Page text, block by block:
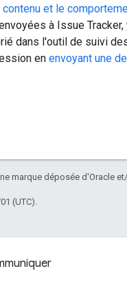
contenu et le
envoyées à Issue
dans l'outil de suivi
en envoyant une
marque déposée d'Oracle
(UTC).